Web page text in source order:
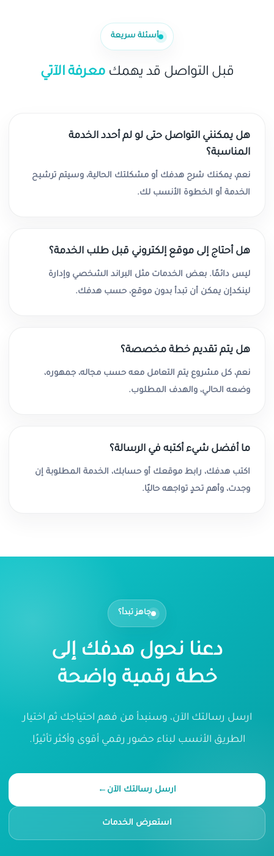
أسئلة سريعة
قبل التواصل قد يهمك معرفة الآتي
هل يمكنني التواصل حتى لو لم أحدد الخدمة
المناسبة؟
نعم، يمكنك شرح هدفك أو مشكلتك الحالية، وسيتم ترشيح
الخدمة أو الخطوة الأنسب لك.
هل أحتاج إلى موقع إلكتروني قبل طلب الخدمة؟
ليس دائمًا. بعض الخدمات مثل البراند الشخصي وإدارة
لينكدإن يمكن أن تبدأ بدون موقع، حسب هدفك.
هل يتم تقديم خطة مخصصة؟
نعم، كل مشروع يتم التعامل معه حسب مجاله، جمهوره،
وضعه الحالي، والهدف المطلوب.
ما أفضل شيء أكتبه في الرسالة؟
اكتب هدفك، رابط موقعك أو حسابك، الخدمة المطلوبة إن
وجدت، وأهم تحدٍ تواجهه حاليًا.
جاهز تبدأ؟
دعنا نحول هدفك إلى
خطة رقمية واضحة
ارسل رسالتك الآن، وسنبدأ من فهم احتياجك ثم اختيار
الطريق الأنسب لبناء حضور رقمي أقوى وأكثر تأثيرًا.
ارسل رسالتك الآن ←
استعرض الخدمات